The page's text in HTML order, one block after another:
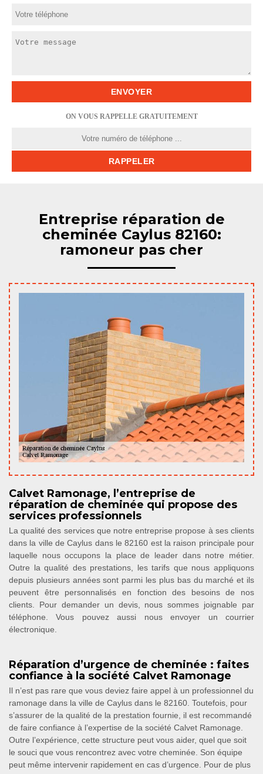
ON VOUS RAPPELLE GRATUITEMENT
Entreprise réparation de
cheminée Caylus 82160:
ramoneur pas cher
Calvet Ramonage, l’entreprise de
réparation de cheminée qui propose des
services professionnels
La qualité des services que notre entreprise propose à ses clients
dans la ville de Caylus dans le 82160 est la raison principale pour
laquelle nous occupons la place de leader dans notre métier.
Outre la qualité des prestations, les tarifs que nous appliquons
depuis plusieurs années sont parmi les plus bas du marché et ils
peuvent être personnalisés en fonction des besoins de nos
clients. Pour demander un devis, nous sommes joignable par
téléphone. Vous pouvez aussi nous envoyer un courrier
électronique.
Réparation d’urgence de cheminée : faites
confiance à la société Calvet Ramonage
Il n’est pas rare que vous deviez faire appel à un professionnel du
ramonage dans la ville de Caylus dans le 82160. Toutefois, pour
s’assurer de la qualité de la prestation fournie, il est recommandé
de faire confiance à l’expertise de la société Calvet Ramonage.
Outre l’expérience, cette structure peut vous aider, quel que soit
le souci que vous rencontrez avec votre cheminée. Son équipe
peut même intervenir rapidement en cas d’urgence. Pour de plus